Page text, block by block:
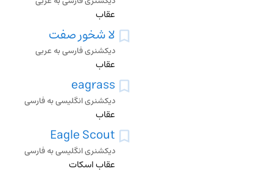
عقاب
لا شخور صفت
دیکشنری فارسی به عربی
عقاب
eagrass
دیکشنری انگلیسی به فارسی
عقاب
Eagle Scout
دیکشنری انگلیسی به فارسی
عقاب اسکات